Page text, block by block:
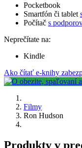
Pocketbook
Smartfón či tablet
Počítač s
Neprečítate na:
Kindle
Ako čítať e-knihy
Filmy
Ron Hudson
Produkty v